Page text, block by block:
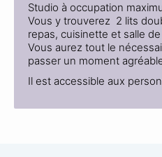
Studio à occupation
Vous y trouverez 2 lits
repas, cuisinette et salle
Vous aurez tout le
passer un moment
Il est accessible aux